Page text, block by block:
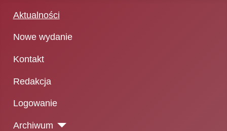
Aktualności
Nowe wydanie
Kontakt
Redakcja
Logowanie
Archiwum